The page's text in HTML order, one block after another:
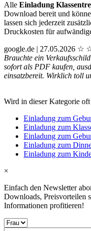
Alle Einladung
Download bereit und
lassen sich jederzeit
Druckkosten für
google.de | 27.05.2026 ☆
Brauchte ein
sofort als PDF kaufen,
einsatzbereit. Wirklich toll
Wird in dieser Kategorie
Einladung zum
Einladung zum
Einladung zum
Einladung zum
Einladung zum
×
Einfach den Newsletter
Downloads, Preisvorteilen
Informationen profitieren!